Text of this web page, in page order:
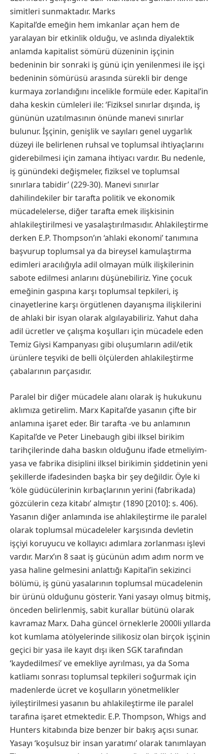
simitleri sunmaktadır. Marks
Kapital’de emeğin hem imkanlar açan hem de
yaralayan bir etkinlik olduğu, ve aslında diyalektik
anlamda kapitalist sömürü düzeninin işçinin
bedeninin bir sonraki iş günü için yenilenmesi ile işçi
bedeninin sömürüsü arasında sürekli bir denge
kurmaya zorlandığını incelikle formüle eder. Kapital’in
daha keskin cümleleri ile: ‘Fiziksel sınırlar dışında, iş
gününün uzatılmasının önünde manevi sınırlar
bulunur. İşçinin, genişlik ve sayıları genel uygarlık
düzeyi ile belirlenen ruhsal ve toplumsal ihtiyaçlarını
giderebilmesi için zamana ihtiyacı vardır. Bu nedenle,
iş günündeki değişmeler, fiziksel ve toplumsal
sınırlara tabidir’ (229-30). Manevi sınırlar
dahilindekiler bir tarafta politik ve ekonomik
mücadelelerse, diğer tarafta emek ilişkisinin
ahlakileştirilmesi ve yasalaştırılmasıdır. Ahlakileştirme
derken E.P. Thompson’ın ‘ahlaki ekonomi’ tanımına
başvurup toplumsal ya da bireysel kamulaştırma
edimleri aracılığıyla adil olmayan mülk ilişkilerinin
sabote edilmesi anlarını düşünebiliriz. Yine çocuk
emeğinin gaspına karşı toplumsal tepkileri, iş
cinayetlerine karşı örgütlenen dayanışma ilişkilerini
de ahlaki bir isyan olarak algılayabiliriz. Yahut daha
adil ücretler ve çalışma koşulları için mücadele eden
Temiz Giysi Kampanyası gibi oluşumların adil/etik
ürünlere teşviki de belli ölçülerden ahlakileştirme
çabalarının parçasıdır.
Paralel bir diğer mücadele alanı olarak iş hukukunu
aklımıza getirelim. Marx Kapital’de yasanın çifte bir
anlamına işaret eder. Bir tarafta -ve bu anlamının
Kapital’de ve Peter Linebaugh gibi ilksel birikim
tarihçilerinde daha baskın olduğunu ifade etmeliyim-
yasa ve fabrika disiplini ilksel birikimin şiddetinin yeni
şekillerde ifadesinden başka bir şey değildir. Öyle ki
‘köle güdücülerinin kırbaçlarının yerini (fabrikada)
gözcülerin ceza kitabı’ almıştır (1890 [2010]: s. 406).
Yasanın diğer anlamında ise ahlakileştirme ile paralel
olarak toplumsal mücadeleler karşısında devletin
işçiyi koruyucu ve kollayıcı adımlara zorlanması işlevi
vardır. Marx’ın 8 saat iş gücünün adım adım norm ve
yasa haline gelmesini anlattığı Kapital’in sekizinci
bölümü, iş günü yasalarının toplumsal mücadelenin
bir ürünü olduğunu gösterir. Yani yasayı olmuş bitmiş,
önceden belirlenmiş, sabit kurallar bütünü olarak
kavramaz Marx. Daha güncel örneklerle 2000li yıllarda
kot kumlama atölyelerinde silikosiz olan birçok işçinin
geçici bir yasa ile kayıt dışı iken SGK tarafından
‘kaydedilmesi’ ve emekliye ayrılması, ya da Soma
katliamı sonrası toplumsal tepkileri soğurmak için
madenlerde ücret ve koşulların yönetmelikler
iyileştirilmesi yasanın bu ahlakileştirme ile paralel
tarafına işaret etmektedir. E.P. Thompson, Whigs and
Hunters kitabında bize benzer bir bakış açısı sunar.
Yasayı ‘koşulsuz bir insan yaratımı’ olarak tanımlayan